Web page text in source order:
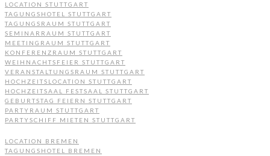
LOCATION STUTTGART
TAGUNGSHOTEL STUTTGART
TAGUNGSRAUM STUTTGART
SEMINARRAUM STUTTGART
MEETINGRAUM STUTTGART
KONFERENZRAUM STUTTGART
WEIHNACHTSFEIER STUTTGART
VERANSTALTUNGSRAUM STUTTGART
HOCHZEITSLOCATION STUTTGART
HOCHZEITSAAL FESTSAAL STUTTGART
GEBURTSTAG FEIERN STUTTGART
PARTYRAUM STUTTGART
PARTYSCHIFF MIETEN STUTTGART
LOCATION BREMEN
TAGUNGSHOTEL BREMEN